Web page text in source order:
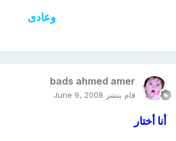
وعادى
bads ahmed amer
قام بنشر June 9, 2008
أنا أختار